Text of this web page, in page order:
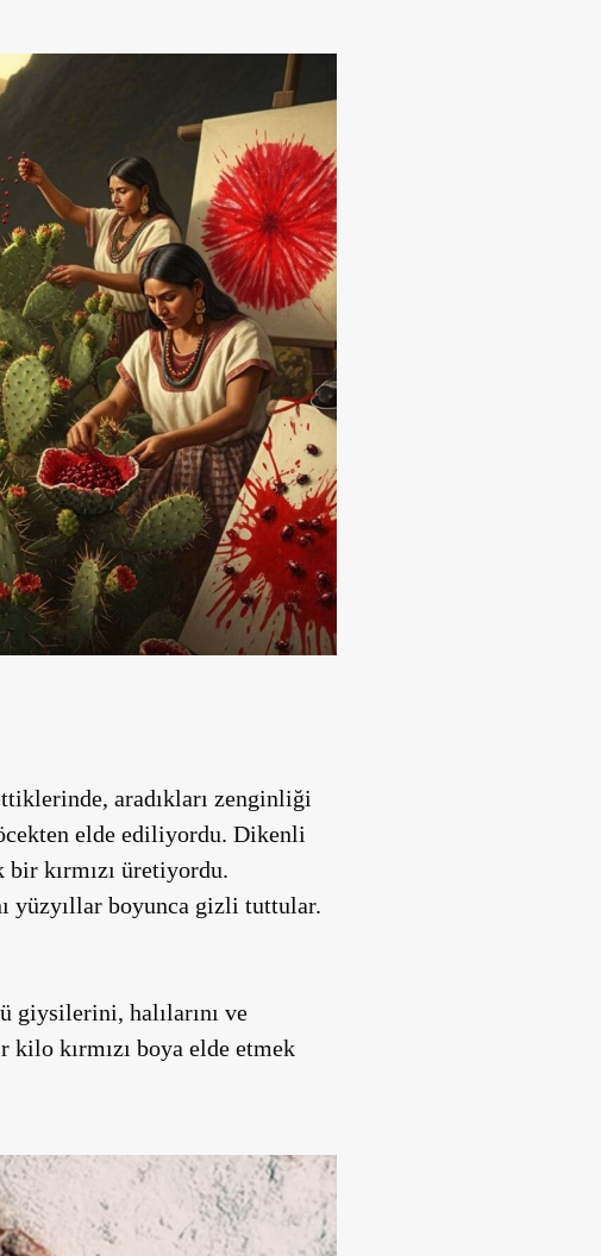
aradıkları zenginliği
elde ediliyordu. Dikenli
bir kırmızı üretiyordu.
yüzyıllar boyunca gizli tuttular.
giysilerini, halılarını ve
kırmızı boya elde etmek